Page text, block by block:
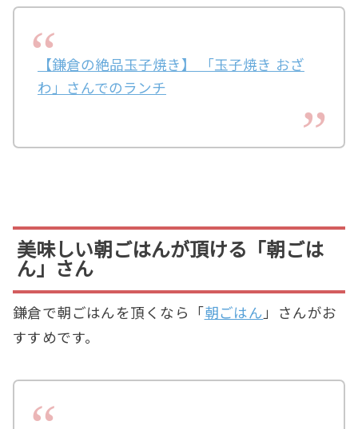
【鎌倉の絶品玉子焼き】 「玉子焼き おざ
わ」さんでのランチ
美味しい朝ごはんが頂ける「朝ごは
ん」さん
鎌倉で朝ごはんを頂くなら「 朝ごはん」さんがお
すすめです。